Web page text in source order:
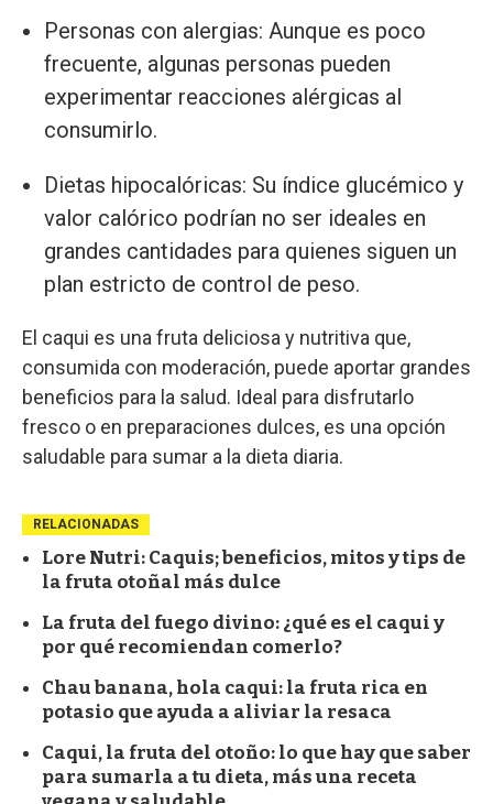
Personas con alergias: Aunque es poco
frecuente, algunas personas pueden
experimentar reacciones alérgicas al
consumirlo.
Dietas hipocalóricas: Su índice glucémico y
valor calórico podrían no ser ideales en
grandes cantidades para quienes siguen un
plan estricto de control de peso.
El caqui es una fruta deliciosa y nutritiva que,
consumida con moderación, puede aportar grandes
beneficios para la salud. Ideal para disfrutarlo
fresco o en preparaciones dulces, es una opción
saludable para sumar a la dieta diaria.
RELACIONADAS
Lore Nutri: Caquis; beneficios, mitos y tips de
la fruta otoñal más dulce
La fruta del fuego divino: ¿qué es el caqui y
por qué recomiendan comerlo?
Chau banana, hola caqui: la fruta rica en
potasio que ayuda a aliviar la resaca
Caqui, la fruta del otoño: lo que hay que saber
para sumarla a tu dieta, más una receta